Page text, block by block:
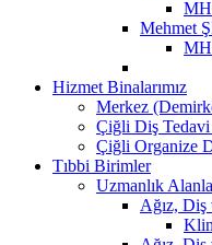
Mehmet
Hizmet Binalarımız
Merkez
Çiğli Diş
Çiğli Organize
Tıbbi Birimler
Uzmanlık
Ağız,